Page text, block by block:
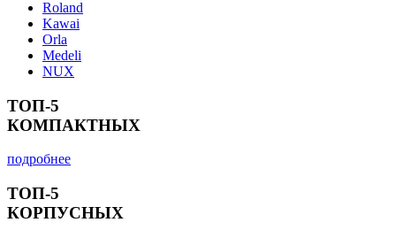
Roland
Kawai
Orla
Medeli
NUX
ТОП-5
КОМПАКТНЫХ
подробнее
ТОП-5
КОРПУСНЫХ